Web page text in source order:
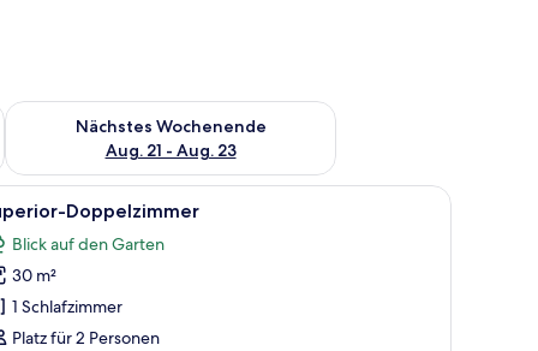
Aug. 14 - Aug. 16.
Nächstes Wochenende
Aug. 21 - Aug. 23
Überprüfe die Verfügbarkeit für nächstes Wochenende, Aug.
| Allergikerbettwaren, Schreibtisch, laptopgeeigneter Arbeitsplatz
Superior-Doppelzimmer |
4 Doppelzimmer
Blick auf den Garten
30 m²
1 Schlafzimmer
Platz für 2 Personen